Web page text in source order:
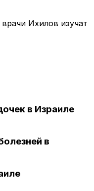
Ихилов изучат
в Израиле
в